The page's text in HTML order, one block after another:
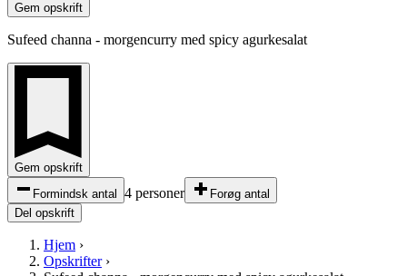
Gem opskrift
Sufeed channa - morgencurry med spicy agurkesalat
Gem opskrift
Formindsk antal
4 personer
Forøg antal
Del opskrift
Hjem ›
Opskrifter›